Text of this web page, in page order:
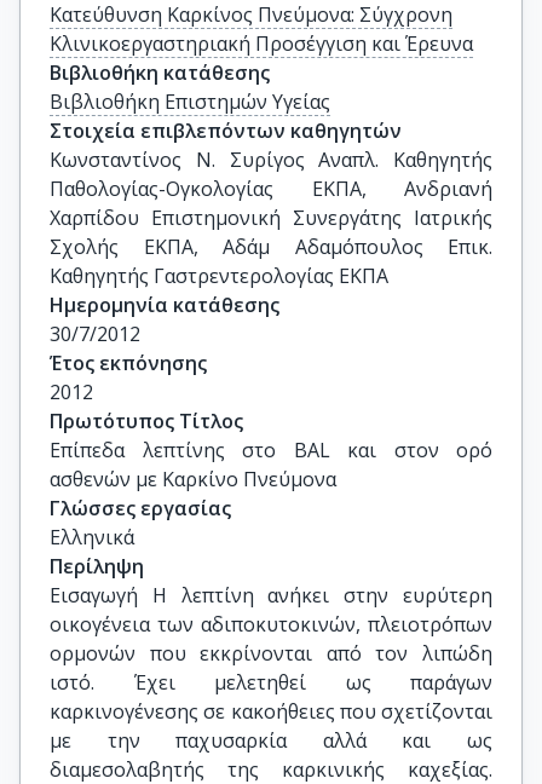
Κατεύθυνση Καρκίνος Πνεύμονα: Σύγχρονη
Κλινικοεργαστηριακή Προσέγγιση και Έρευνα
Βιβλιοθήκη κατάθεσης
Βιβλιοθήκη Επιστημών Υγείας
Στοιχεία επιβλεπόντων καθηγητών
Κωνσταντίνος Ν. Συρίγος Αναπλ. Καθηγητής
Παθολογίας-Ογκολογίας ΕΚΠΑ, Ανδριανή
Χαρπίδου Επιστημονική Συνεργάτης Ιατρικής
Σχολής ΕΚΠΑ, Αδάμ Αδαμόπουλος Επικ.
Καθηγητής Γαστρεντερολογίας ΕΚΠΑ
Ημερομηνία κατάθεσης
30/7/2012
Έτος εκπόνησης
2012
Πρωτότυπος Τίτλος
Επίπεδα λεπτίνης στο BAL και στον ορό
ασθενών με Καρκίνο Πνεύμονα
Γλώσσες εργασίας
Ελληνικά
Περίληψη
Εισαγωγή Η λεπτίνη ανήκει στην ευρύτερη
οικογένεια των αδιποκυτοκινών, πλειοτρόπων
ορμονών που εκκρίνονται από τον λιπώδη
ιστό. Έχει μελετηθεί ως παράγων
καρκινογένεσης σε κακοήθειες που σχετίζονται
με την παχυσαρκία αλλά και ως
διαμεσολαβητής της καρκινικής καχεξίας.